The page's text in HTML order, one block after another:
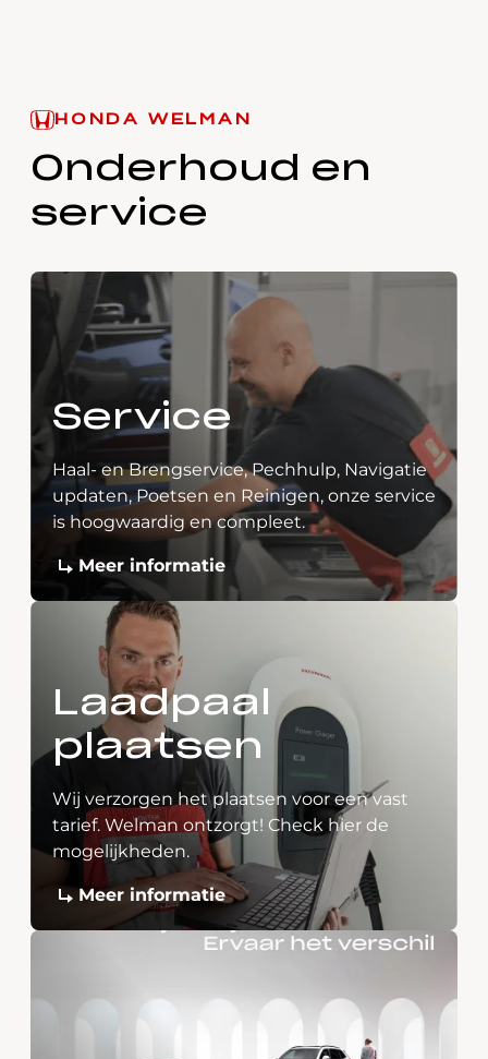
HONDA WELMAN
Onderhoud en
service
Service
Haal- en Brengservice, Pechhulp, Navigatie
updaten, Poetsen en Reinigen, onze service
is hoogwaardig en compleet.
Meer informatie
Laadpaal
plaatsen
Wij verzorgen het plaatsen voor een vast
tarief. Welman ontzorgt! Check hier de
mogelijkheden.
Meer informatie